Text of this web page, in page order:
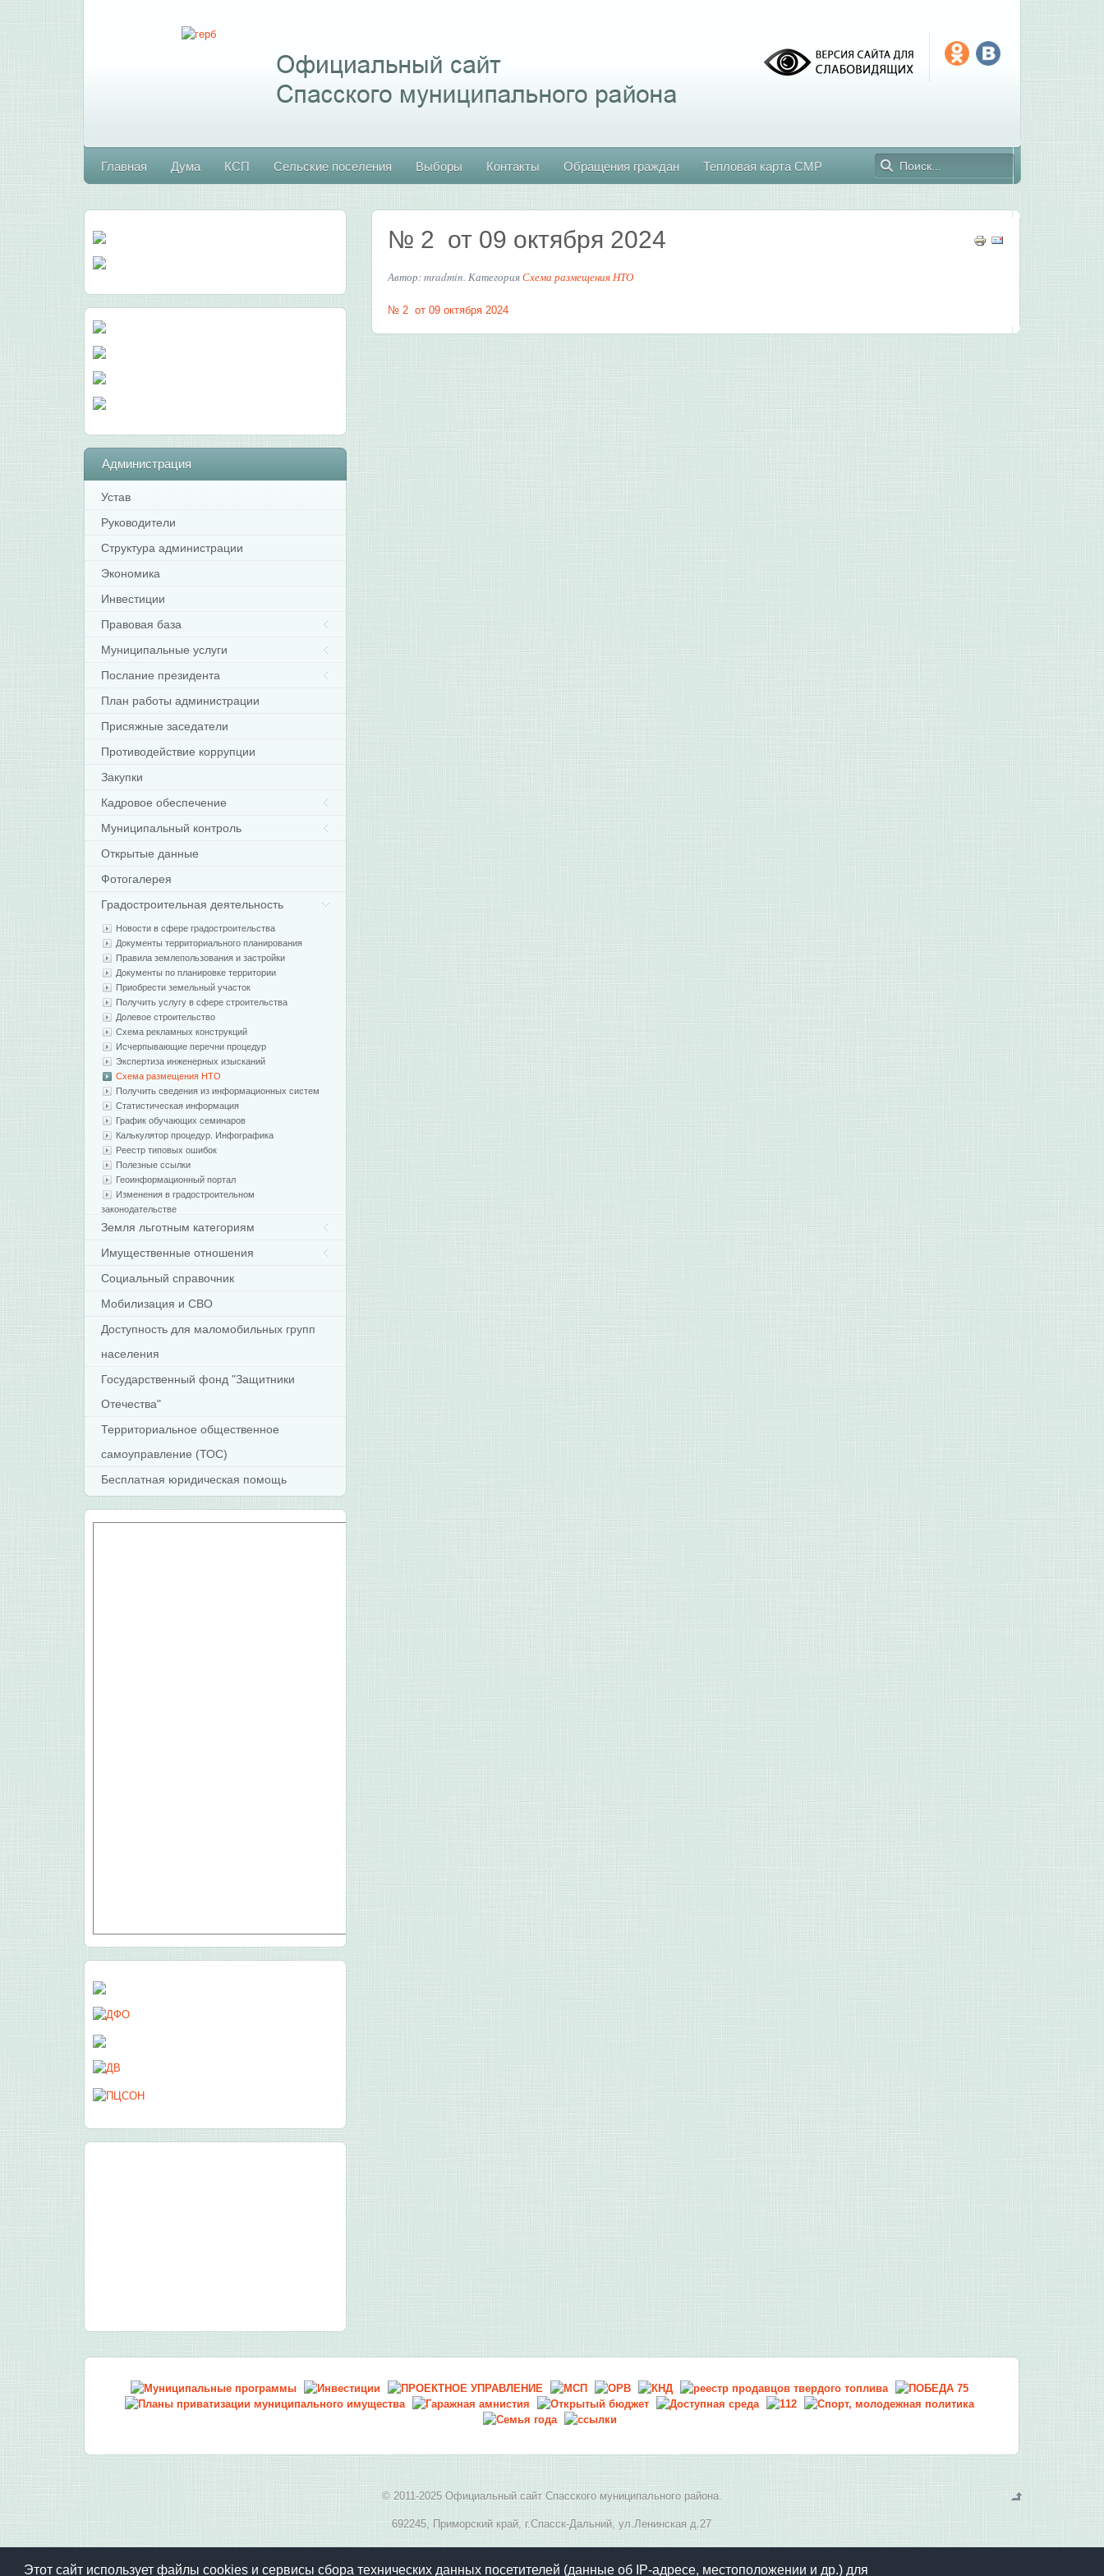
Этот сайт использует файлы cookies и сервисы сбора технических данных посетителей (данные об IP-адресе, местоположении и др.) для
Главная Дума КСП Сельские поселения Выборы Контакты Обращения граждан Тепловая карта СМР
№ 2 от 09 октября 2024
Автор: mradmin. КатегорияСхема размещения НТО
№ 2 от 09 октября 2024
Администрация
Устав
Руководители
Структура администрации
Экономика
Инвестиции
Правовая база
Муниципальные услуги
Послание президента
План работы администрации
Присяжные заседатели
Противодействие коррупции
Закупки
Кадровое обеспечение
Муниципальный контроль
Открытые данные
Фотогалерея
Градостроительная деятельность
Новости в сфере градостроительства
Документы территориального планирования
Правила землепользования и застройки
Документы по планировке территории
Приобрести земельный участок
Получить услугу в сфере строительства
Долевое строительство
Схема рекламных конструкций
Исчерпывающие перечни процедур
Экспертиза инженерных изысканий
Схема размещения НТО
Получить сведения из информационных систем
Статистическая информация
График обучающих семинаров
Калькулятор процедур. Инфографика
Реестр типовых ошибок
Полезные ссылки
Геоинформационный портал
Изменения в градостроительном
законодательстве
Земля льготным категориям
Имущественные отношения
Социальный справочник
Мобилизация и СВО
Доступность для маломобильных групп
населения
Государственный фонд "Защитники
Отечества"
Территориальное общественное
самоуправление (ТОС)
Бесплатная юридическая помощь
© 2011-2025 Официальный сайт Спасского муниципального района.
692245, Приморский край, г.Спасск-Дальний, ул.Ленинская д.27